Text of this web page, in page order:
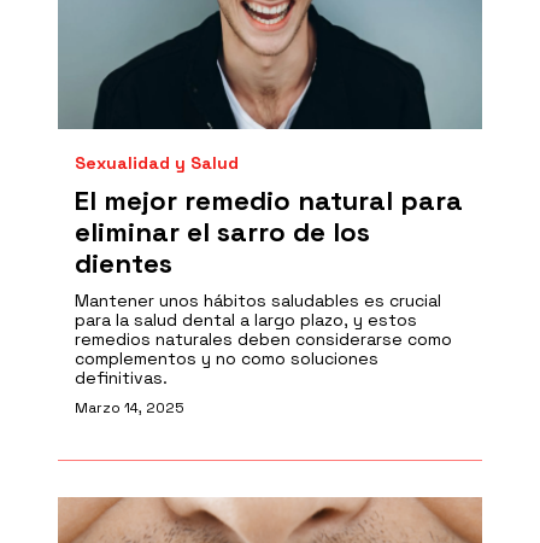
Sexualidad y Salud
El mejor remedio natural para
eliminar el sarro de los
dientes
Mantener unos hábitos saludables es crucial
para la salud dental a largo plazo, y estos
remedios naturales deben considerarse como
complementos y no como soluciones
definitivas.
Marzo 14, 2025